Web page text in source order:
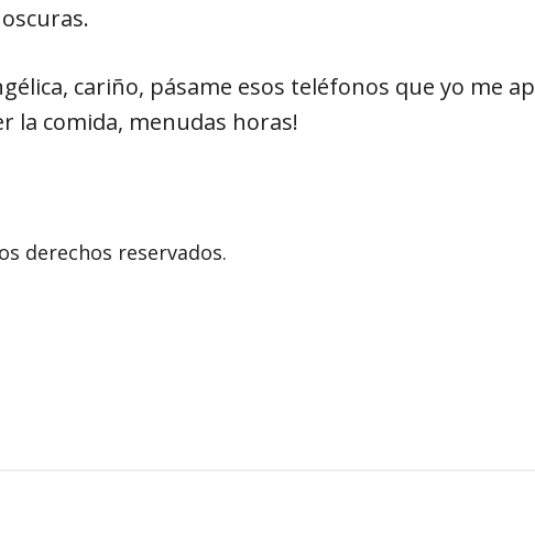
cariño, pásame esos teléfonos que yo me
la comida, menudas horas!
derechos reservados.